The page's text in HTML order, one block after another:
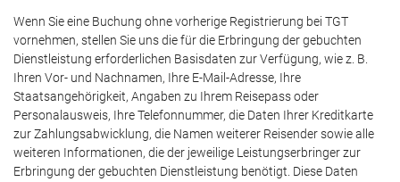
Wenn Sie eine Buchung ohne vorherige Registrierung bei TGT
vornehmen, stellen Sie uns die für die Erbringung der gebuchten
Dienstleistung erforderlichen Basisdaten zur Verfügung, wie z. B.
Ihren Vor- und Nachnamen, Ihre E-Mail-Adresse, Ihre
Staatsangehörigkeit, Angaben zu Ihrem Reisepass oder
Personalausweis, Ihre Telefonnummer, die Daten Ihrer Kreditkarte
zur Zahlungsabwicklung, die Namen weiterer Reisender sowie alle
weiteren Informationen, die der jeweilige Leistungserbringer zur
Erbringung der gebuchten Dienstleistung benötigt. Diese Daten